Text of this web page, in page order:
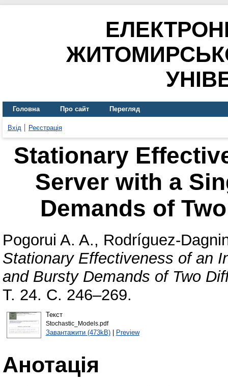
Головна Про сайт Перегляд
Вхід Реєстрація
Stationary
Server with a
Demands of
Pogorui A. A., Rodríguez-
Stationary Effectiveness of an
and Bursty Demands of Two
Т. 24. С. 246–269.
Текст
Stochastic_Models.pdf
Завантажити (473kB)| Preview
Анотація